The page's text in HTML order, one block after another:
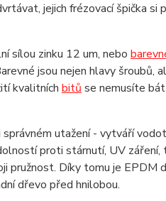
jejich frézovací špička si
sílou zinku 12 um, nebo
jsou nejen hlavy šroubů,
kvalitních bitů se nemusíte
utažení - vytváří
proti stárnutí, UV
pružnost. Díky tomu je EPDM
dřevo před hnilobou.